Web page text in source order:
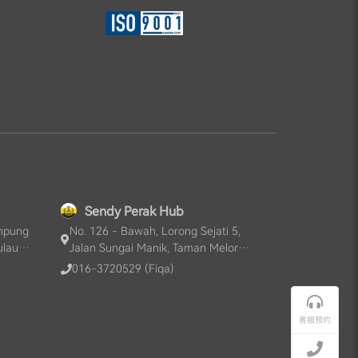
Sendy Perak Hub
No. 126 - Bawah, Lorong Sejati 5,
Jalan Sungai Manik, Taman Melor
Sejati, 36000, Teluk Intan, Perak, MY
016-3720529 (Fiqa)
客服预约